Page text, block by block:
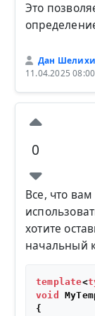
Это
Дан
11.04.2025 08:00
0
Все, что
хотите
начальный
template<
void
{